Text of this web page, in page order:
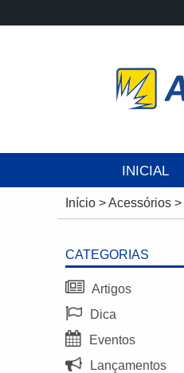
INICIAL
Início >Acessórios >
CATEGORIAS
Artigos
Dica
Eventos
Lançamentos